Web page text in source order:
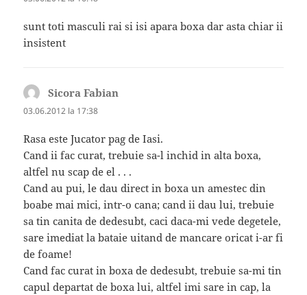
sunt toti masculi rai si isi apara boxa dar asta chiar ii
insistent
Sicora Fabian
03.06.2012 la 17:38
Rasa este Jucator pag de Iasi.
Cand ii fac curat, trebuie sa-l inchid in alta boxa,
altfel nu scap de el . . .
Cand au pui, le dau direct in boxa un amestec din
boabe mai mici, intr-o cana; cand ii dau lui, trebuie
sa tin canita de dedesubt, caci daca-mi vede degetele,
sare imediat la bataie uitand de mancare oricat i-ar fi
de foame!
Cand fac curat in boxa de dedesubt, trebuie sa-mi tin
capul departat de boxa lui, altfel imi sare in cap, la